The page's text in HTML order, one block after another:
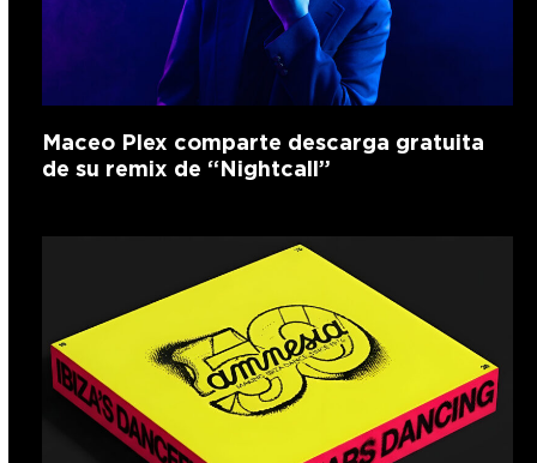
Maceo Plex comparte descarga gratuita
de su remix de “Nightcall”